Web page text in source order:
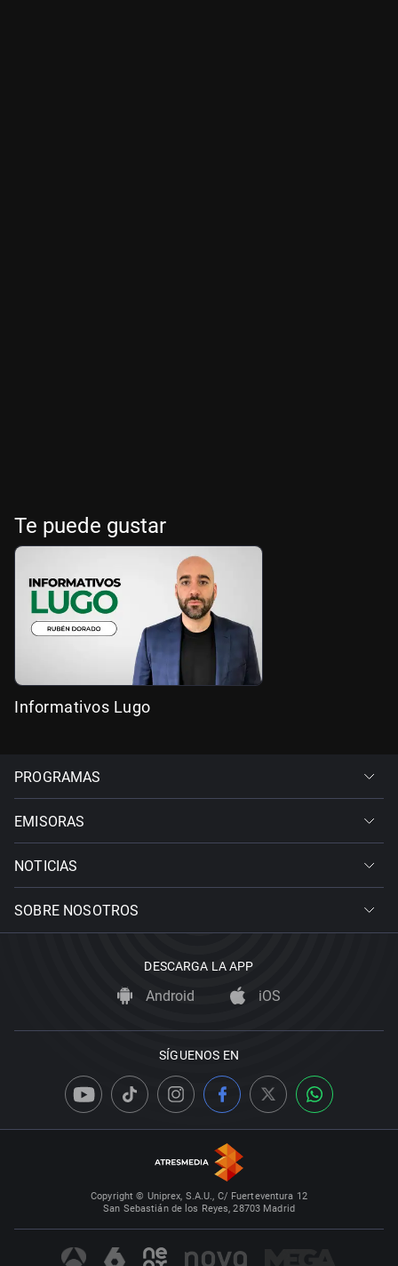
Te puede gustar
Informativos Lugo
PROGRAMAS
EMISORAS
NOTICIAS
SOBRE NOSOTROS
DESCARGA LA APP
Android iOS
SÍGUENOS EN
Copyright © Uniprex, S.A.U., C/ Fuerteventura 12
San Sebastián de los Reyes, 28703 Madrid